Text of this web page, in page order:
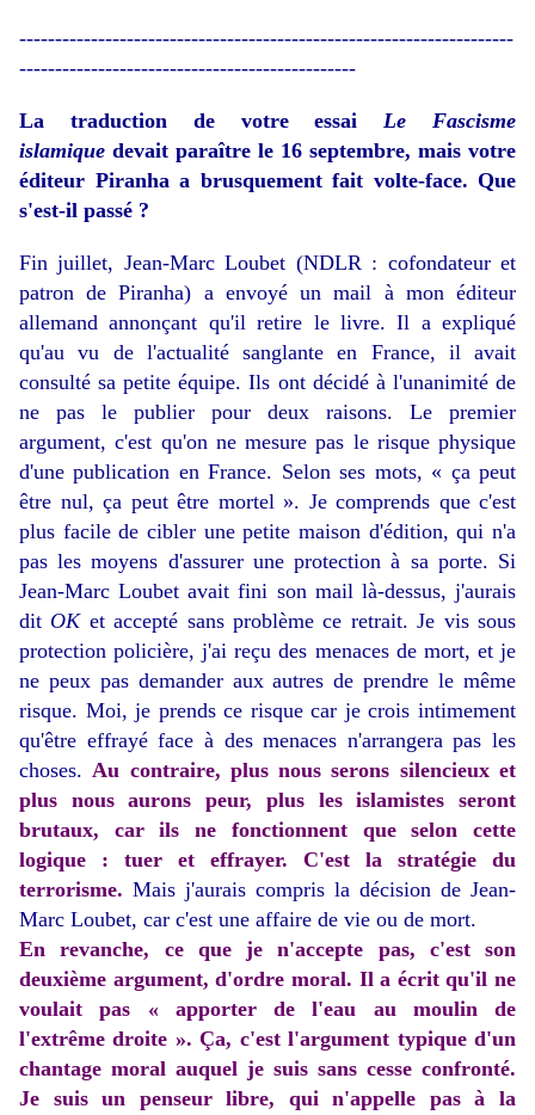
---------------------------------------------------------------------
-----------------------------------------------
La traduction de votre essaiLe Fascisme
islamique devait paraître le 16 septembre, mais votre
éditeur Piranha a brusquement fait volte-face. Que
s'est-il passé ?
Fin juillet, Jean-Marc Loubet (NDLR : cofondateur et
patron de Piranha) a envoyé un mail à mon éditeur
allemand annonçant qu'il retire le livre. Il a expliqué
qu'au vu de l'actualité sanglante en France, il avait
consulté sa petite équipe. Ils ont décidé à l'unanimité de
ne pas le publier pour deux raisons. Le premier
argument, c'est qu'on ne mesure pas le risque physique
d'une publication en France. Selon ses mots, « ça peut
être nul, ça peut être mortel ». Je comprends que c'est
plus facile de cibler une petite maison d'édition, qui n'a
pas les moyens d'assurer une protection à sa porte. Si
Jean-Marc Loubet avait fini son mail là-dessus, j'aurais
dit OKet accepté sans problème ce retrait. Je vis sous
protection policière, j'ai reçu des menaces de mort, et je
ne peux pas demander aux autres de prendre le même
risque. Moi, je prends ce risque car je crois intimement
qu'être effrayé face à des menaces n'arrangera pas les
choses.Au contraire, plus nous serons silencieux et
plus nous aurons peur, plus les islamistes seront
brutaux, car ils ne fonctionnent que selon cette
logique : tuer et effrayer. C'est la stratégie du
terrorisme. Mais j'aurais compris la décision de Jean-
Marc Loubet, car c'est une affaire de vie ou de mort.
En revanche, ce que je n'accepte pas, c'est son
deuxième argument, d'ordre moral. Il a écrit qu'il ne
voulait pas « apporter de l'eau au moulin de
l'extrême droite ». Ça, c'est l'argument typique d'un
chantage moral auquel je suis sans cesse confronté.
Je suis un penseur libre, qui n'appelle pas à la